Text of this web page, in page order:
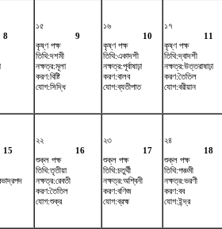
8
১৫
9
কৃষ্ণ পক্ষ
তিথি:দশমী
নক্ষত্র:মূলা
করণ:বিষ্টি
যোগ:সিদ্ধি
১৬
10
কৃষ্ণ পক্ষ
তিথি:একাদশী
নক্ষত্র:পূর্বাষাঢ়া
করণ:বালব
যোগ:ব্যতীপাত
১৭
11
কৃষ্ণ পক্ষ
তিথি:দ্বাদশী
নক্ষত্র:উত্তরাষাঢ়া
করণ:তৈতিল
যোগ:বরীয়ান
15
২২
16
শুক্ল পক্ষ
তিথি:তৃতীয়া
নক্ষত্র:রেবতী
করণ:তৈতিল
যোগ:শুক্র
২৩
17
শুক্ল পক্ষ
তিথি:চতুর্থী
নক্ষত্র:অশ্বিনী
করণ:বণিজ
যোগ:ব্রহ্ম
২৪
18
শুক্ল পক্ষ
তিথি:পঞ্চমী
নক্ষত্র:ভরণী
করণ:বব
যোগ:ইন্দ্র